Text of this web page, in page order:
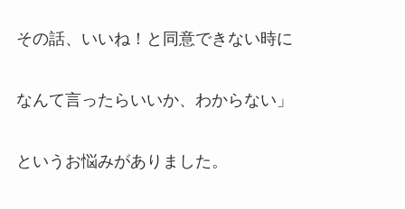
その話、いいね！と同意できない時に
なんて言ったらいいか、わからない」
というお悩みがありました。